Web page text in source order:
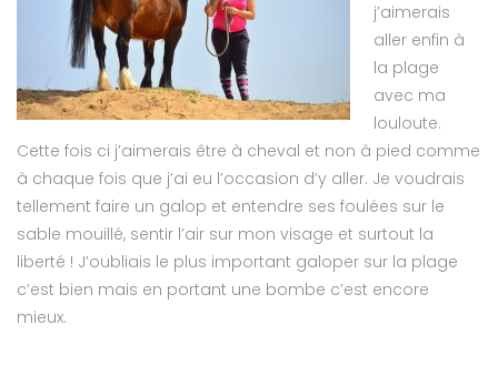
j’aimerais
aller enfin à
la plage
avec ma
louloute.
Cette fois ci j’aimerais être à cheval et non à pied comme
à chaque fois que j’ai eu l’occasion d’y aller. Je voudrais
tellement faire un galop et entendre ses foulées sur le
sable mouillé, sentir l’air sur mon visage et surtout la
liberté ! J’oubliais le plus important galoper sur la plage
c’est bien mais en portant une bombe c’est encore
mieux.